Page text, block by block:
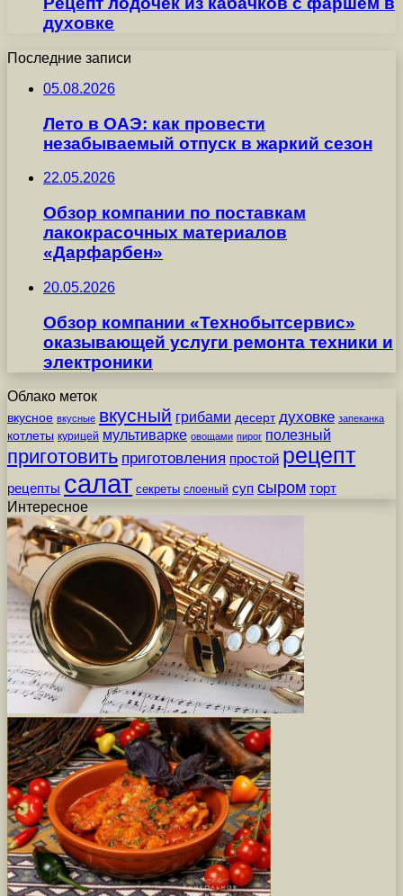
духовке
Последние записи
05.08.2026
Лето в ОАЭ: как провести
незабываемый отпуск в жаркий сезон
22.05.2026
Обзор компании по поставкам
лакокрасочных материалов
«Дарфарбен»
20.05.2026
Обзор компании «Технобытсервис»
оказывающей услуги ремонта техники и
электроники
Облако меток
вкусное вкусные вкусный грибами десерт духовке запеканка
котлеты курицей мультиварке овощами пирог полезный
приготовить приготовления простой рецепт
рецепты салат секреты слоеный суп сыром торт
Интересное